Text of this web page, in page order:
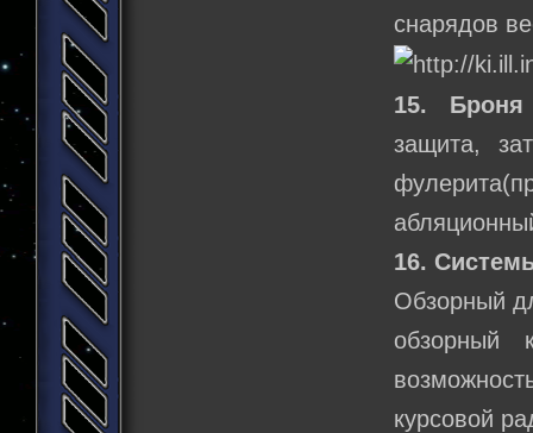
снарядов
15.
защита,
16.
Обзорный
обзорный
курсовой